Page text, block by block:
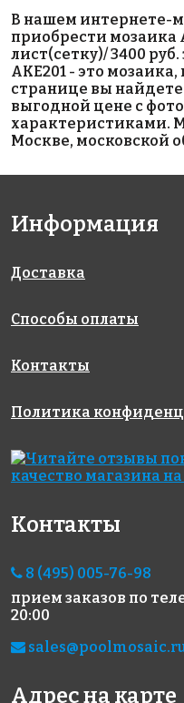
AKE097
Испания
313x495
6800 руб./м²
330x298
6664
AKE103
Испания
313x495
2950 руб./м²
Испания
313x495
6800
330x298
В нашем интернете-
приобрести мозаика
лист(сетку)/ 3400
AKE201 - это
странице вы найдете
выгодной цене с
характеристиками.
Москве, московской
Информация
Доставка
Способы оплаты
Контакты
Политика
Контакты
8 (495) 005-76-98
прием заказов по
20:00
Адрес на карте